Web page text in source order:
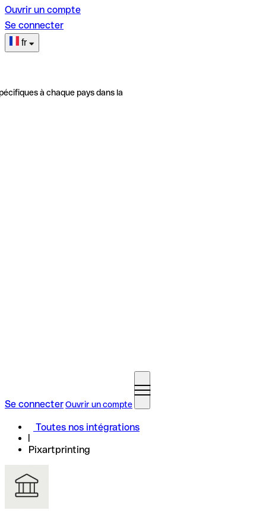
Ouvrir un compte
Se connecter
fr
à chaque pays dans la
Se connecterOuvrir un compte
Toutes nos intégrations
Pixartprinting